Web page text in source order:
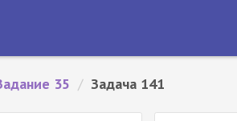
35 / Задача 141